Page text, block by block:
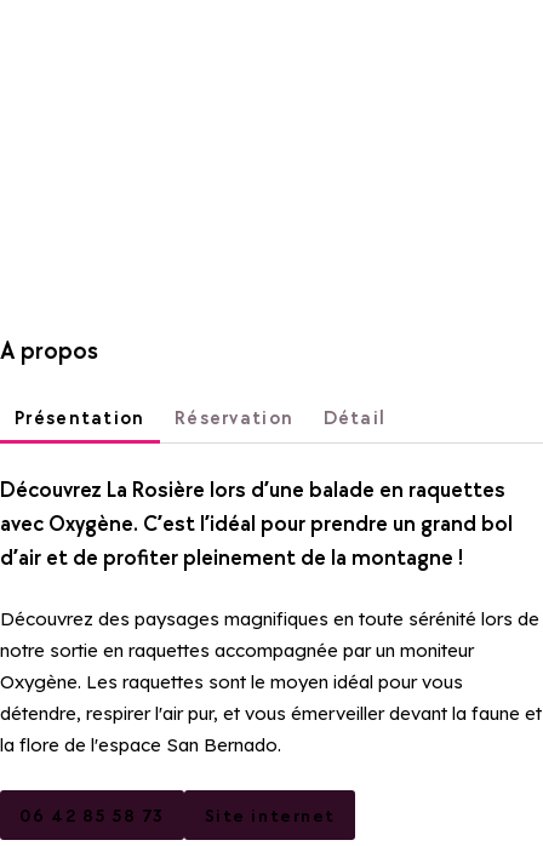
A propos
Présentation Réservation Détail
Découvrez La Rosière lors d’une balade en raquettes
avec Oxygène. C’est l’idéal pour prendre un grand bol
d’air et de profiter pleinement de la montagne !
Découvrez des paysages magnifiques en toute sérénité lors de
notre sortie en raquettes accompagnée par un moniteur
Oxygène. Les raquettes sont le moyen idéal pour vous
détendre, respirer l'air pur, et vous émerveiller devant la faune et
la flore de l'espace San Bernado.
06 42 85 58 73 Site internet